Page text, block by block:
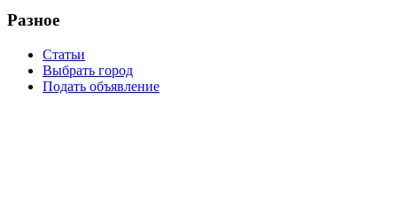
Разное
Статьи
Выбрать город
Подать объявление